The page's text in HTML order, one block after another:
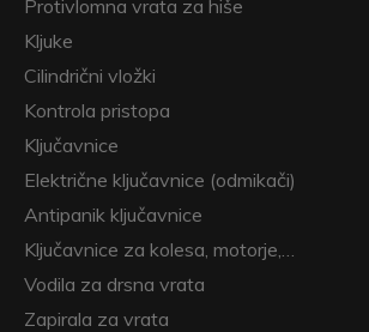
Protivlomna vrata za hiše
Kljuke
Cilindrični vložki
Kontrola pristopa
Ključavnice
Električne ključavnice (odmikači)
Antipanik ključavnice
Ključavnice za kolesa, motorje,…
Vodila za drsna vrata
Zapirala za vrata